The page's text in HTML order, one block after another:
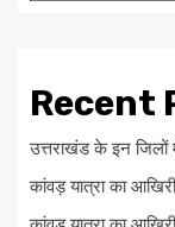
Recent
उत्तराखंड के इन जिलों
कांवड़ यात्रा का